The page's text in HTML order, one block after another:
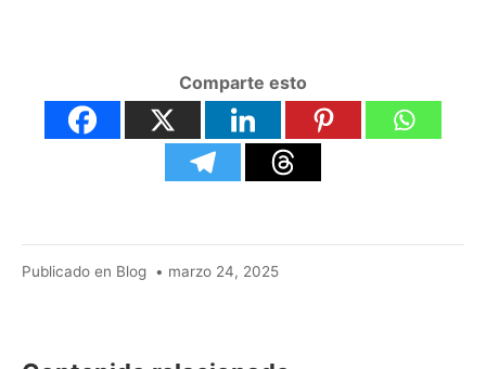
Comparte esto
Publicado en Blog • marzo 24, 2025agosto